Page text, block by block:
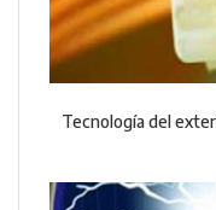
Tecnología del